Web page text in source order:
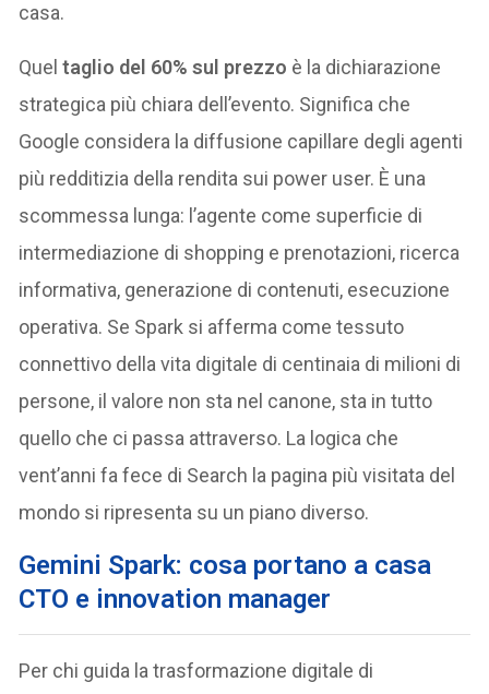
casa.
Queltaglio del 60% sul prezzo è la dichiarazione
strategica più chiara dell’evento. Significa che
Google considera la diffusione capillare degli agenti
più redditizia della rendita sui power user. È una
scommessa lunga: l’agente come superficie di
intermediazione di shopping e prenotazioni, ricerca
informativa, generazione di contenuti, esecuzione
operativa. Se Spark si afferma come tessuto
connettivo della vita digitale di centinaia di milioni di
persone, il valore non sta nel canone, sta in tutto
quello che ci passa attraverso. La logica che
vent’anni fa fece di Search la pagina più visitata del
mondo si ripresenta su un piano diverso.
Gemini Spark: cosa portano a casa
CTO e innovation manager
Per chi guida la trasformazione digitale di